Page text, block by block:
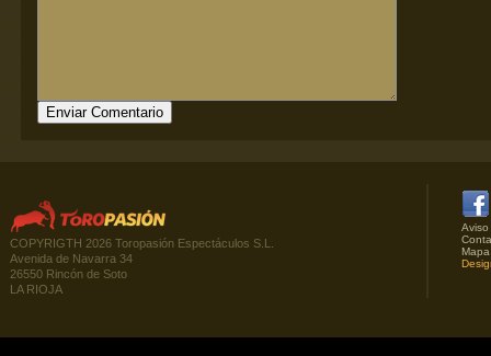
COPYRIGTH 2026 Toropasión Espectáculos S.L.
Avenida de Navarra 34
26550 Rincón de Soto
LA RIOJA